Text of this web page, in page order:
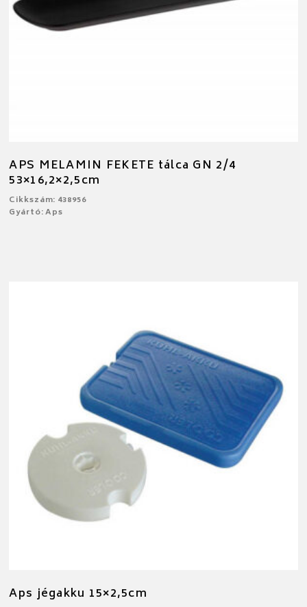
APS MELAMIN FEKETE tálca GN 2/4
53×16,2×2,5cm
Cikkszám: 438956
Gyártó: Aps
Aps jégakku 15×2,5cm